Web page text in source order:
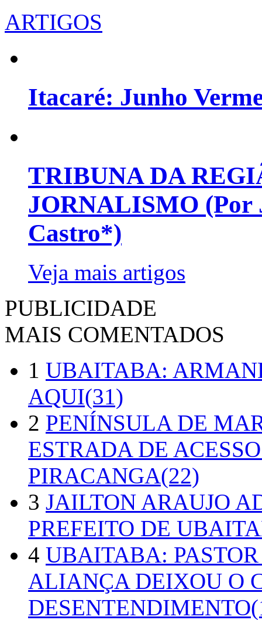
ARTIGOS
Itacaré: Junho
TRIBUNA DA
JORNALISMO (Por
Castro*)
Veja mais artigos
PUBLICIDADE
MAIS COMENTADOS
1 UBAITABA:
AQUI(31)
2 PENÍNSULA DE
ESTRADA DE
PIRACANGA(22)
3 JAILTON ARAUJO
PREFEITO DE
4 UBAITABA:
ALIANÇA DEIXOU O